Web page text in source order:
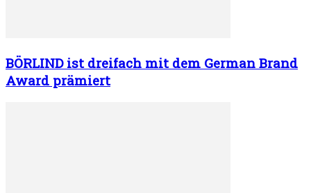
BÖRLIND ist dreifach mit dem German Brand
Award prämiert